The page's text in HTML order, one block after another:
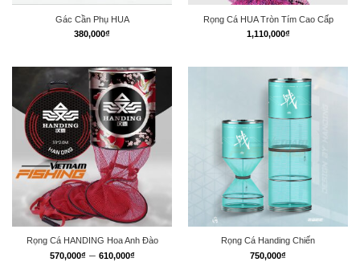
Gác Cần Phụ HUA
380,000₫
Rọng Cá HUA Tròn Tím Cao Cấp
1,110,000₫
Rọng Cá HANDING Hoa Anh Đào
570,000₫ – 610,000₫Khoảng
Rọng Cá Handing Chiến
750,000₫